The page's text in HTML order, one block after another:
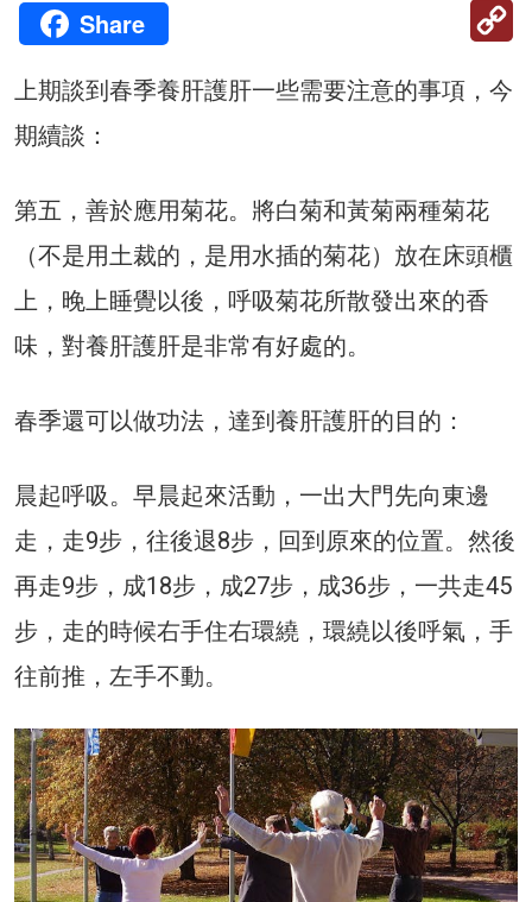
Share
上期談到春季養肝護肝一些需要注意的事項，今
期續談：
第五，善於應用菊花。將白菊和黃菊兩種菊花
（不是用土裁的，是用水插的菊花）放在床頭櫃
上，晚上睡覺以後，呼吸菊花所散發出來的香
味，對養肝護肝是非常有好處的。
春季還可以做功法，達到養肝護肝的目的：
晨起呼吸。早晨起來活動，一出大門先向東邊
走，走9步，往後退8步，回到原來的位置。然後
再走9步，成18步，成27步，成36步，一共走45
步，走的時候右手住右環繞，環繞以後呼氣，手
往前推，左手不動。